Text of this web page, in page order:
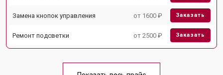
Замена кнопок управления от 1600 ₽ Заказать
Ремонт подсветки от 2500 ₽ Заказать